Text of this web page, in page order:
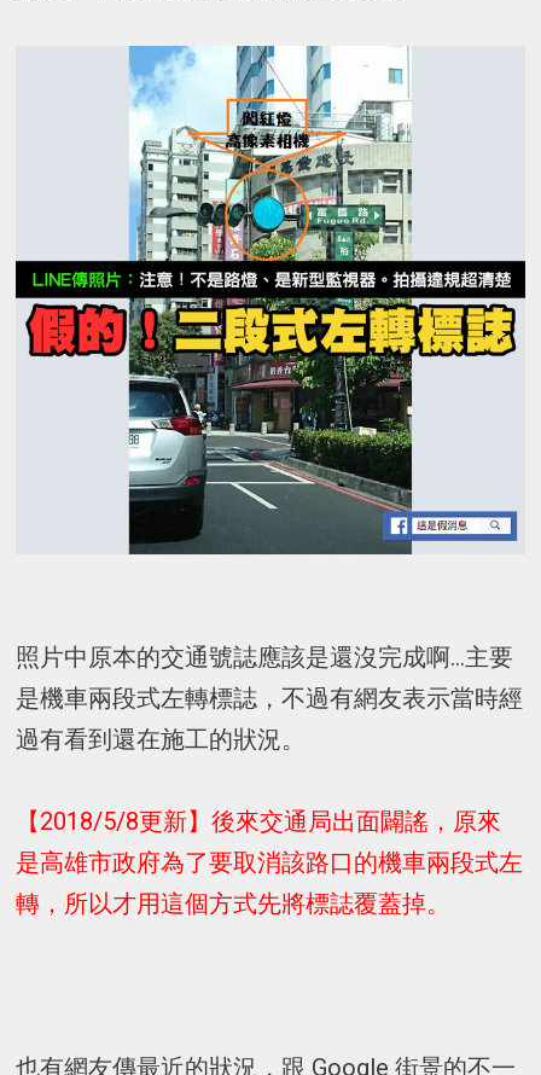
照片中原本的交通號誌應該是還沒完成啊...主要
是機車兩段式左轉標誌，不過有網友表示當時經
過有看到還在施工的狀況。
【2018/5/8更新】後來交通局出面闢謠，原來
是高雄市政府為了要取消該路口的機車兩段式左
轉，所以才用這個方式先將標誌覆蓋掉。
也有網友傳最近的狀況，跟 Google 街景的不一